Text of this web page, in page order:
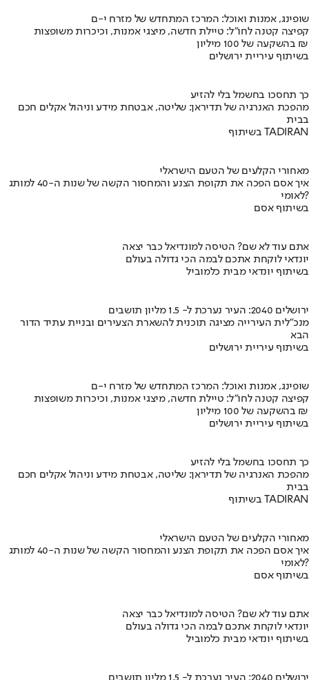
שופינג, אמנות ואוכל: המרכז המתחדש של מזרח י-ם
קפיצה קטנה לחו"ל: טיילת חדשה, מיצגי אמנות, וכיכרות משופצות
בהשקעה של 100 מיליון ₪
בשיתוף עיריית ירושלים
כך תחסכו בחשמל בלי להזיע
מהפכת האנרגיה של תדיראן: שליטה, אבטחת מידע וניהול אקלים חכם
בבית
בשיתוף TADIRAN
מאחורי הקלעים של הטעם הישראלי
איך אסם הפכה את תקופת הצנע והמחסור הקשה של שנות ה-40 למותג
לאומי?
בשיתוף אסם
אתם עוד לא שם? הטיסה למונדיאל כבר יצאה
יונדאי לוקחת אתכם לבמה הכי גדולה בעולם
בשיתוף יונדאי מבית כלמוביל
ירושלים 2040: העיר נערכת ל- 1.5 מליון תושבים
מנכ"לית העירייה מציגה תוכנית להשארת הצעירים ובניית עתיד הדור
הבא
בשיתוף עיריית ירושלים
שופינג, אמנות ואוכל: המרכז המתחדש של מזרח י-ם
קפיצה קטנה לחו"ל: טיילת חדשה, מיצגי אמנות, וכיכרות משופצות
בהשקעה של 100 מיליון ₪
בשיתוף עיריית ירושלים
כך תחסכו בחשמל בלי להזיע
מהפכת האנרגיה של תדיראן: שליטה, אבטחת מידע וניהול אקלים חכם
בבית
בשיתוף TADIRAN
מאחורי הקלעים של הטעם הישראלי
איך אסם הפכה את תקופת הצנע והמחסור הקשה של שנות ה-40 למותג
לאומי?
בשיתוף אסם
אתם עוד לא שם? הטיסה למונדיאל כבר יצאה
יונדאי לוקחת אתכם לבמה הכי גדולה בעולם
בשיתוף יונדאי מבית כלמוביל